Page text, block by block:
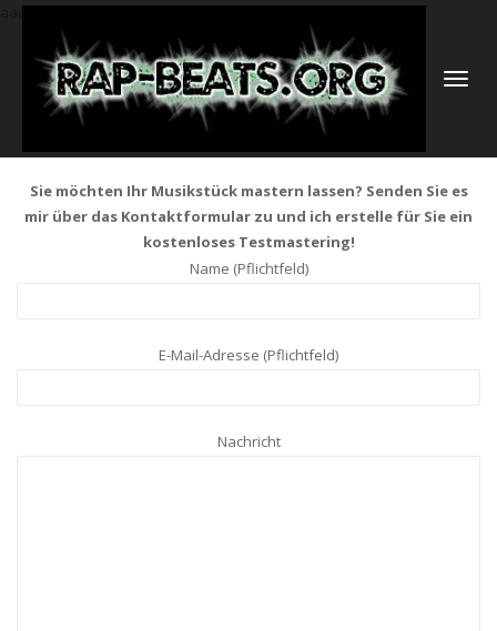
aaa
Sie möchten Ihr Musikstück mastern lassen? Senden Sie es
mir über das Kontaktformular zu und ich erstelle für Sie ein
kostenloses Testmastering!
Name (Pflichtfeld)
E-Mail-Adresse (Pflichtfeld)
Nachricht